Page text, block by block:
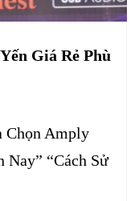
Giá Rẻ Phù
Chọn Amply
Nay” “Cách Sử